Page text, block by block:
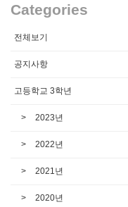
Categories
전체보기
공지사항
고등학교 3학년
2023년
2022년
2021년
2020년